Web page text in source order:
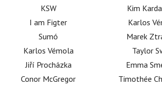
KSW
I am Figter
Sumó
Karlos Vémola
Jiří Procházka
Conor McGregor
Kim
Karlos
Marek
Taylor
Emma
Timothée